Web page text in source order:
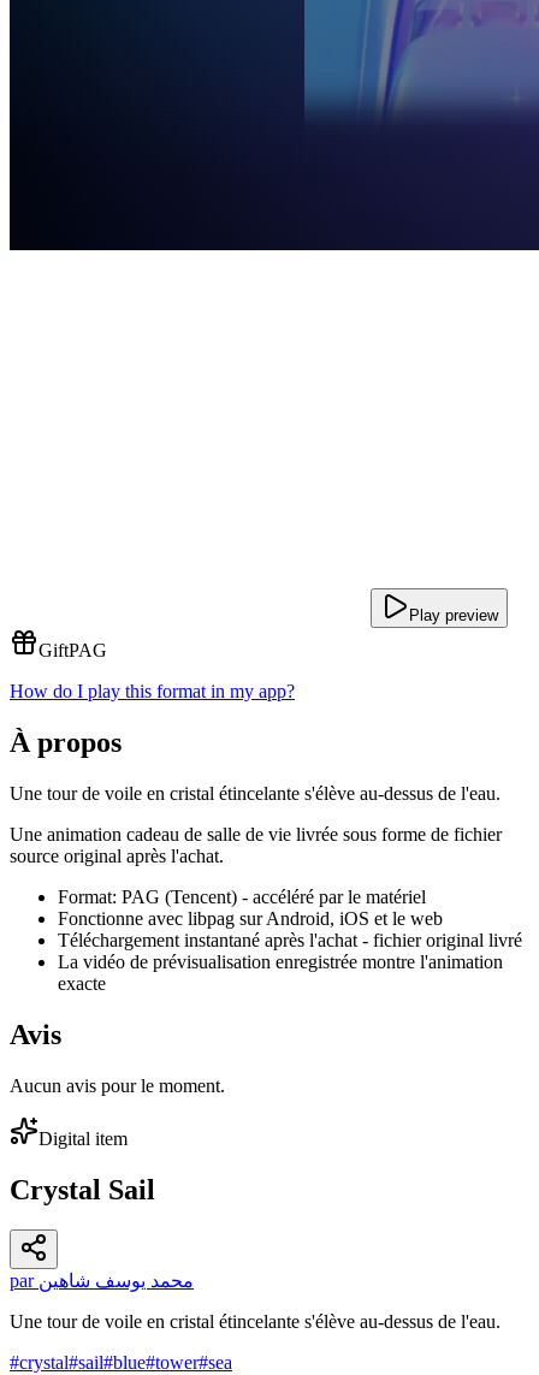
Play preview
GiftPAG
How do I play this format in my app?
À propos
Une tour de voile en cristal étincelante s'élève au-dessus de l'eau.
Une animation cadeau de salle de vie livrée sous forme de fichier
source original après l'achat.
Format: PAG (Tencent) - accéléré par le matériel
Fonctionne avec libpag sur Android, iOS et le web
Téléchargement instantané après l'achat - fichier original livré
La vidéo de prévisualisation enregistrée montre l'animation
exacte
Avis
Aucun avis pour le moment.
Digital item
Crystal Sail
par محمد يوسف شاهين
Une tour de voile en cristal étincelante s'élève au-dessus de l'eau.
#crystal#sail#blue#tower#sea